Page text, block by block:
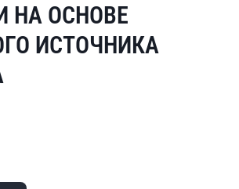
НА ОСНОВЕ
ИСТОЧНИКА